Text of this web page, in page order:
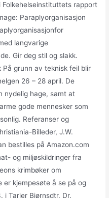
rapport
Paraplyorganisasjon
langvarige
Gir deg stil og slakk.
grunn av teknisk feil blir
26 – 28 april. De
nydelig hage, samt at
gode mennesker som
Referanser og
Billeder, J.W.
bestilles på Amazon.com
og miljøskildringer fra
krimbøker om
er kjempesøte å se på og
i Tarjer Bjørnsdtr. Dr.